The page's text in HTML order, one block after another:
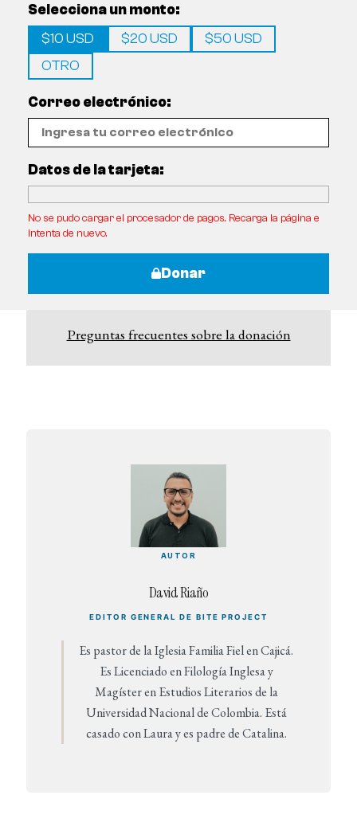
Selecciona un monto:
$10 USD
$20 USD
$50 USD
OTRO
Correo electrónico:
Datos de la tarjeta:
No se pudo cargar el procesador de pagos. Recarga la página e
intenta de nuevo.
Donar
Preguntas frecuentes sobre la donación
AUTOR
David Riaño
EDITOR GENERAL DE BITE PROJECT
Es pastor de la Iglesia Familia Fiel en Cajicá.
Es Licenciado en Filología Inglesa y
Magíster en Estudios Literarios de la
Universidad Nacional de Colombia. Está
casado con Laura y es padre de Catalina.